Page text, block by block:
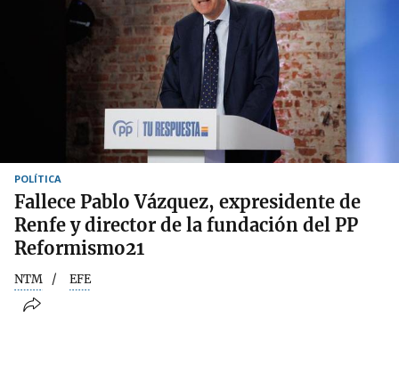
POLÍTICA
Fallece Pablo Vázquez, expresidente de
Renfe y director de la fundación del PP
Reformismo21
NTM EFE